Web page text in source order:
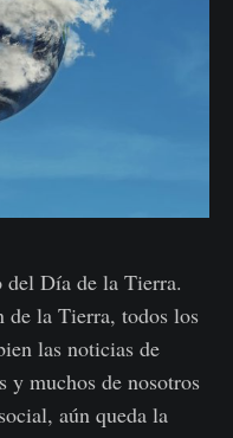
del Día de la Tierra.
de la Tierra, todos los
las noticias de
muchos de nosotros
aún queda la